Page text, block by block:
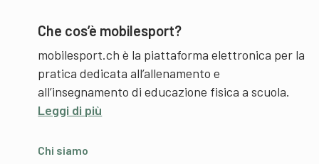
Che cos’è mobilesport?
mobilesport.ch è la piattaforma elettronica per la
pratica dedicata all’allenamento e
all’insegnamento di educazione fisica a scuola.
Leggi di più
Chi siamo